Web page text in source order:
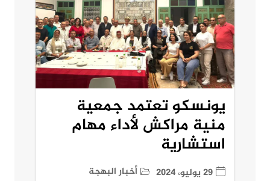
يونسكو تعتمد جمعية
منية مراكش لأداء مهام
استشارية
29 يوليو، 2024 أخبار البهجة